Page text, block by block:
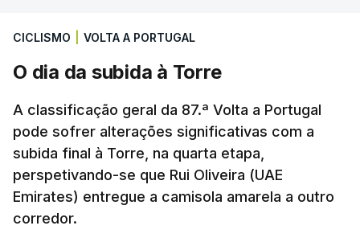
A jornada fica para já marcada pelo empate 2-2
Amadora, num jogo que os ‘leões estiveram a
vencer por 2-0, e pelo triunfo do regressado
Marítimo na receção ao Casa Pia (1-0).
Programa da 1.ª jornada
CICLISMO VOLTA A PORTUGAL
O dia da subida à Torre
A classificação geral da 87.ª Volta a Portugal
pode sofrer alterações significativas com a
subida final à Torre, na quarta etapa,
perspetivando-se que Rui Oliveira (UAE
Emirates) entregue a camisola amarela a outro
corredor.